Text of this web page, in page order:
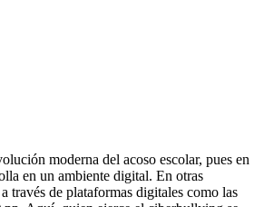
moderna del acoso escolar, pues en
en un ambiente digital. En otras
través de plataformas digitales como las